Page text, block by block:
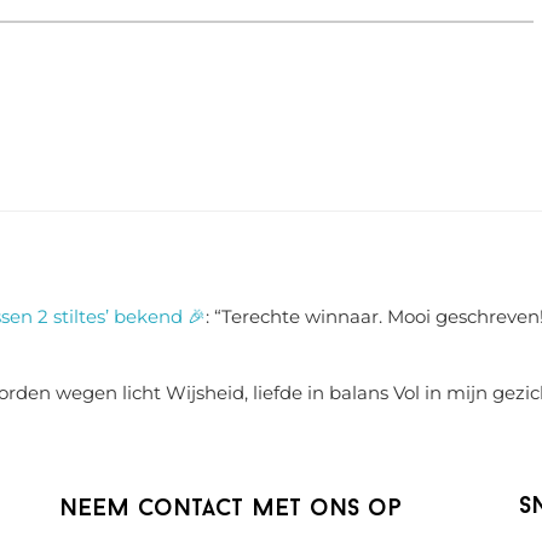
2 stiltes’ bekend 🎉: “Terechte winnaar. Mooi
wegen licht Wijsheid, liefde in balans Vol in mijn
Neem contact met ons op